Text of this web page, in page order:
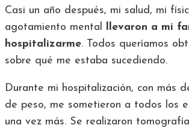
Casi un año después, mi salud, mi
agotamiento mental llevaron a mi
hospitalizarme. Todos queríamos
sobre qué me estaba sucediendo.
Durante mi hospitalización, con más
de peso, me sometieron a todos los
una vez más. Se realizaron